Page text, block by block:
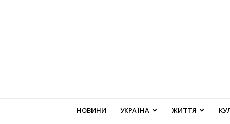
НОВИНИ УКРАЇНА ЖИТТЯ